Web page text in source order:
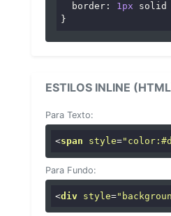
border : 1px
}
ESTILOS INLINE
Para Texto:
<span style=
Para Fundo:
<div style=